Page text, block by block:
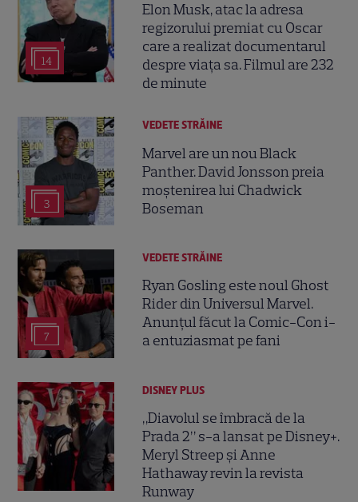
14
Elon Musk, atac la adresa
regizorului premiat cu Oscar
care a realizat documentarul
despre viața sa. Filmul are 232
de minute
3
VEDETE STRĂINE
Marvel are un nou Black
Panther. David Jonsson preia
moștenirea lui Chadwick
Boseman
7
VEDETE STRĂINE
Ryan Gosling este noul Ghost
Rider din Universul Marvel.
Anunțul făcut la Comic-Con i-
a entuziasmat pe fani
DISNEY PLUS
„Diavolul se îmbracă de la
Prada 2” s-a lansat pe Disney+.
Meryl Streep și Anne
Hathaway revin la revista
Runway